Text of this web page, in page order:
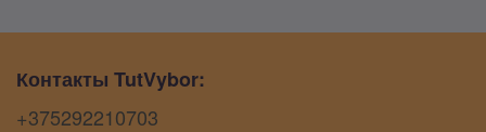
Контакты TutVybor:
+375292210703